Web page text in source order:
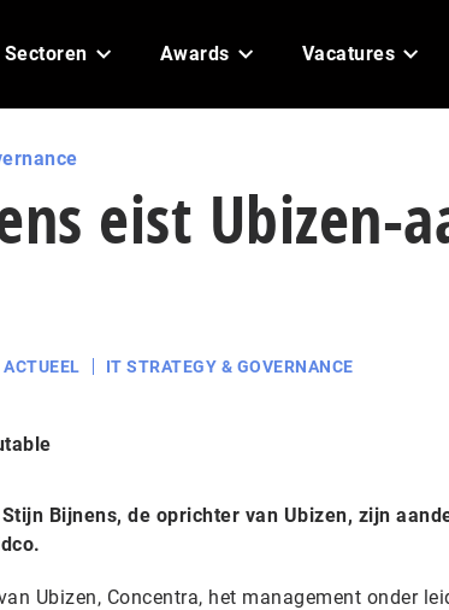
Sectoren Awards Vacatures
eist Ubizen-
ACTUEEL IT STRATEGY & GOVERNANCE
Bijnens, de oprichter van Ubizen, zijn
Ubizen, Concentra, het management onder